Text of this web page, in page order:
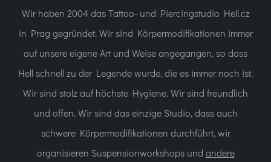
Wir haben 2004 das Tattoo- und Piercingstudio Hell.cz
in Prag gegründet. Wir sind Körpermodifikationen immer
auf unsere eigene Art und Weise angegangen, so dass
Hell schnell zu der Legende wurde, die es immer noch ist.
Wir sind stolz auf höchste Hygiene. Wir sind freundlich
und offen. Wir sind das einzige Studio, dass auch
schwere Körpermodifikationen durchführt, wir
organisieren Suspensionworkshops und andere